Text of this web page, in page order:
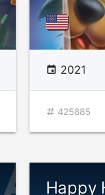
2021
425885
Happy